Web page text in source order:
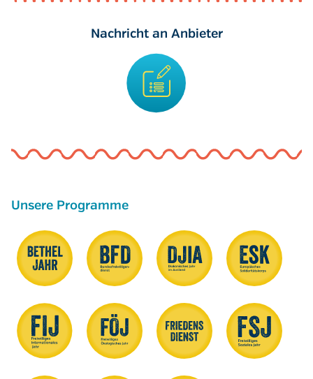
Nachricht an Anbieter
Unsere Programme